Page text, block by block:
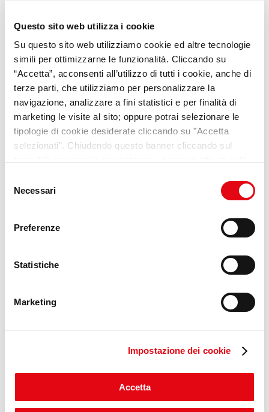
Questo sito web utilizza i cookie
Su questo sito web utilizziamo cookie ed altre tecnologie
simili per ottimizzarne le funzionalità. Cliccando su
“Accetta”, acconsenti all’utilizzo di tutti i cookie, anche di
terze parti, che utilizziamo per personalizzare la
navigazione, analizzare a fini statistici e per finalità di
marketing le visite al sito; oppure potrai selezionare le
tipologie di cookie desiderate cliccando su "Accetta
selezionati". Chiudendo questo banner cliccando sul
modificare le tue preferenze in ogni momento mediante il
link “Impostazione dei cookie” a fine pagina. Per ulteriori
Cookie
Policy.
delNecessari
Preferenze
Statistiche
Marketing
Impostazione dei cookie
Accetta
SPECIALE UCRAINA
Accoglienza&Lavoro
VideoPilloleper chi cerca
opportunità e consigli sul
mondo del lavoro